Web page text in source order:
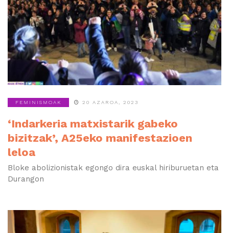
FEMINISMOAK 20 AZAROA, 2023
‘Indarkeria matxistarik gabeko
bizitzak’, A25eko manifestazioen
leloa
Bloke abolizionistak egongo dira euskal hiriburuetan eta
Durangon